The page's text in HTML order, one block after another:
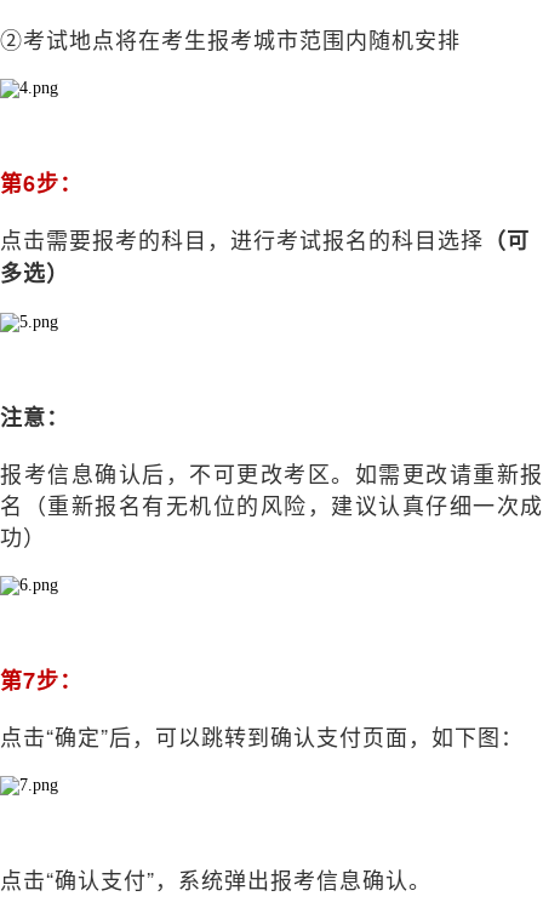
②考试地点将在考生报考城市范围内随机安排
第6步：
点击需要报考的科目，进行考试报名的科目选择 （可
多选）
注意：
报考信息确认后，不可更改考区。如需更改请重新报
名（重新报名有无机位的风险，建议认真仔细一次成
功）
第7步：
点击“确定”后，可以跳转到确认支付页面，如下图：
点击“确认支付”，系统弹出报考信息确认。